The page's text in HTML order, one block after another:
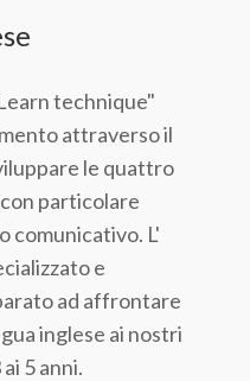
technique"
attraverso il
le quattro
particolare
comunicativo. L'
e
ad affrontare
inglese ai nostri
5 anni.